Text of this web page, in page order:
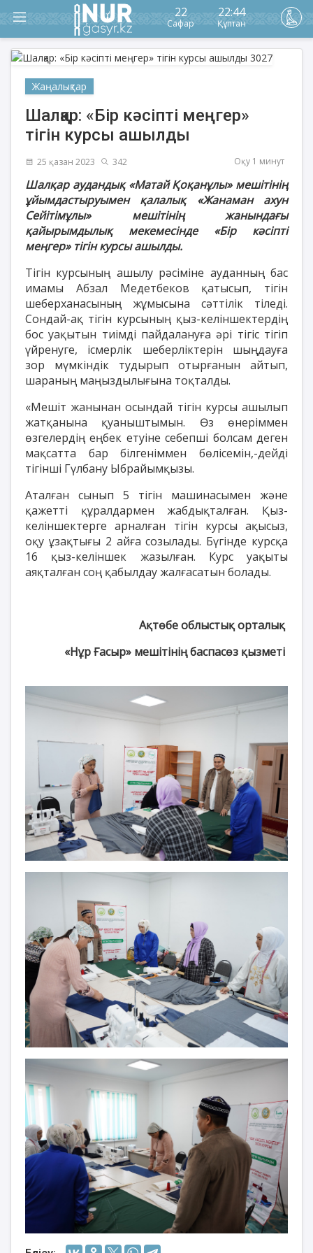
22
Сафар
22:44
Құптан
Жаңалықтар
Шалқар: «Бір кәсіпті меңгер»
тігін курсы ашылды
25 қазан 2023 342 Оқу 1 минут
Шалқар аудандық «Матай Қоқанұлы» мешітінің
ұйымдастыруымен қалалық «Жанаман ахун
Сейітімұлы» мешітінің жанындағы
қайырымдылық мекемесінде «Бір кәсіпті
меңгер» тігін курсы ашылды.
Тігін курсының ашылу рәсіміне ауданның бас
имамы Абзал Медетбеков қатысып, тігін
шеберханасының жұмысына сәттілік тіледі.
Сондай-ақ тігін курсының қыз-келіншектердің
бос уақытын тиімді пайдалануға әрі тігіс тігіп
үйренуге, ісмерлік шеберліктерін шыңдауға
зор мүмкіндік тудырып отырғанын айтып,
шараның маңыздылығына тоқталды.
«Мешіт жанынан осындай тігін курсы ашылып
жатқанына қуаныштымын. Өз өнеріммен
өзгелердің еңбек етуіне себепші болсам деген
мақсатта бар білгеніммен бөлісемін,-дейді
тігінші Гүлбану Ыбрайымқызы.
Аталған сынып 5 тігін машинасымен және
қажетті құралдармен жабдықталған. Қыз-
келіншектерге арналған тігін курсы ақысыз,
оқу ұзақтығы 2 айға созылады. Бүгінде курсқа
16 қыз-келіншек жазылған. Курс уақыты
аяқталған соң қабылдау жалғасатын болады.
Ақтөбе облыстық орталық
«Нұр Ғасыр» мешітінің баспасөз қызметі